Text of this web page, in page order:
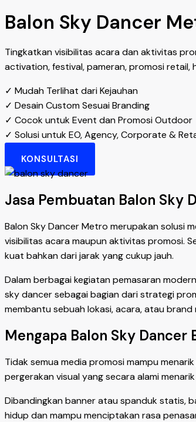
Balon Sky Dancer
Tingkatkan visibilitas acara dan aktivitas
activation, festival, pameran, promosi retail,
✓ Mudah Terlihat dari Kejauhan
✓ Desain Custom Sesuai Branding
✓ Cocok untuk Event dan Promosi Outdoor
✓ Solusi untuk EO, Agency, Corporate &
KONSULTASI
Jasa Pembuatan Balon Sky
Balon Sky Dancer Metro merupakan solusi
visibilitas acara maupun aktivitas promosi.
kuat bahkan dari jarak yang cukup jauh.
Dalam berbagai kegiatan pemasaran
sky dancer sebagai bagian dari strategi
membantu sebuah lokasi, acara, atau
Mengapa Balon Sky
Tidak semua media promosi mampu
pergerakan visual yang secara alami
Dibandingkan banner atau spanduk statis,
hidup dan mampu menciptakan rasa